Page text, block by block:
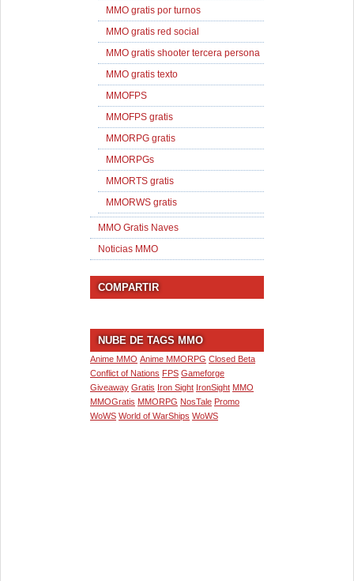
MMO gratis por turnos
MMO gratis red social
MMO gratis shooter tercera persona
MMO gratis texto
MMOFPS
MMOFPS gratis
MMORPG gratis
MMORPGs
MMORTS gratis
MMORWS gratis
MMO Gratis Naves
Noticias MMO
COMPARTIR
NUBE DE TAGS MMO
Anime MMO Anime MMORPG Closed Beta
Conflict of Nations FPS Gameforge
Giveaway Gratis Iron Sight IronSight MMO
MMOGratis MMORPG NosTale Promo
WoWS World of WarShips WoWS